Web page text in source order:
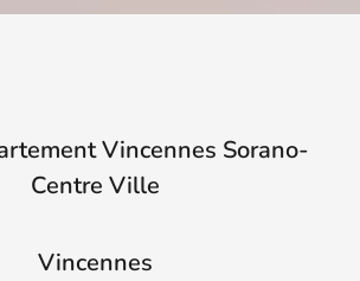
Vincennes Sorano-
Centre Ville
Vincennes